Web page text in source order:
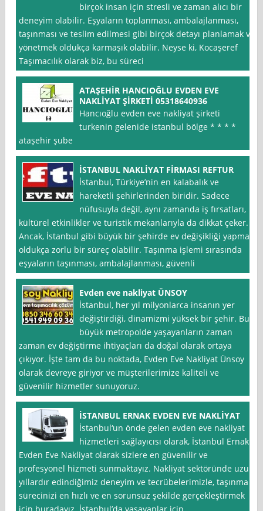
birçok insan için stresli ve zaman alıcı bir
deneyim olabilir. Eşyaların toplanması, ambalajlanması,
taşınması ve teslim edilmesi gibi birçok detayı planlamak ve
yönetmek oldukça karmaşık olabilir. Neyse ki, Kocaşeref
Taşımacılık olarak biz, bu süreci
ATAŞEHİR HANCIOĞLU EVDEN EVE
NAKLİYAT ŞİRKETİ 05318640936
Hancıoğlu evden eve nakliyat şirketi
turkenin gelenide istanbul bölge * * * *
ataşehir şube
İSTANBUL NAKLİYAT FİRMASI REFTUR
İstanbul, Türkiye’nin en kalabalık ve
hareketli şehirlerinden biridir. Sadece
nüfusuyla değil, aynı zamanda iş fırsatları,
kültürel etkinlikler ve turistik mekanlarıyla da dikkat çeker.
Ancak, İstanbul gibi büyük bir şehirde ev değişikliği yapmak
oldukça zorlu bir süreç olabilir. Taşınma işlemi sırasında
eşyaların taşınması, ambalajlanması, güvenli
Evden eve nakliyat ÜNSOY
İstanbul, her yıl milyonlarca insanın yer
değiştirdiği, dinamizmi yüksek bir şehir. Bu
büyük metropolde yaşayanların zaman
zaman ev değiştirme ihtiyaçları da doğal olarak ortaya
çıkıyor. İşte tam da bu noktada, Evden Eve Nakliyat Ünsoy
olarak devreye giriyor ve müşterilerimize kaliteli ve
güvenilir hizmetler sunuyoruz.
İSTANBUL ERNAK EVDEN EVE NAKLİYAT
İstanbul‘un önde gelen evden eve nakliyat
hizmetleri sağlayıcısı olarak, İstanbul Ernak
Evden Eve Nakliyat olarak sizlere en güvenilir ve
profesyonel hizmeti sunmaktayız. Nakliyat sektöründe uzun
yıllardır edindiğimiz deneyim ve tecrübelerimizle, taşınma
sürecinizi en hızlı ve en sorunsuz şekilde gerçekleştirmek